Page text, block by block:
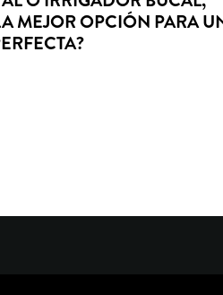
MEJOR OPCIÓN PARA